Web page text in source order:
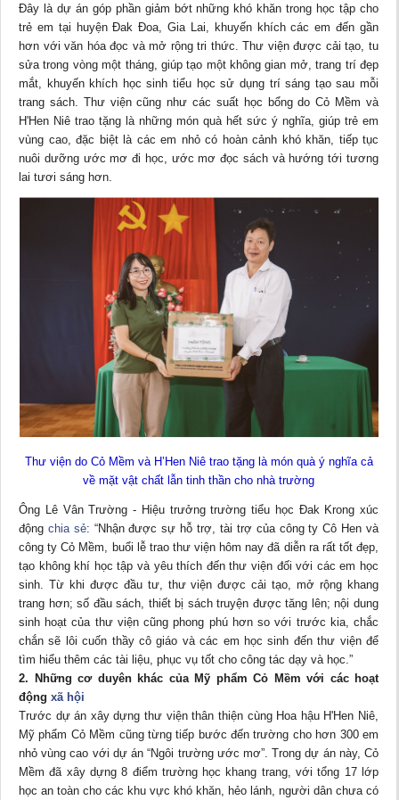
Đây là dự án góp phần giảm bớt những khó khăn trong học tập cho
trẻ em tại huyện Đak Đoa, Gia Lai, khuyến khích các em đến gần
hơn với văn hóa đọc và mở rộng tri thức. Thư viện được cải tạo, tu
sửa trong vòng một tháng, giúp tạo một không gian mở, trang trí đẹp
mắt, khuyến khích học sinh tiểu học sử dụng trí sáng tạo sau mỗi
trang sách. Thư viện cũng như các suất học bổng do Cỏ Mềm và
H'Hen Niê trao tặng là những món quà hết sức ý nghĩa, giúp trẻ em
vùng cao, đặc biệt là các em nhỏ có hoàn cảnh khó khăn, tiếp tục
nuôi dưỡng ước mơ đi học, ước mơ đọc sách và hướng tới tương
lai tươi sáng hơn.
Thư viện do Cỏ Mềm và H’Hen Niê trao tặng là món quà ý nghĩa cả
về mặt vật chất lẫn tinh thần cho nhà trường
Ông Lê Vân Trường - Hiệu trưởng trường tiểu học Đak Krong xúc
động chia sẻ: “Nhận được sự hỗ trợ, tài trợ của công ty Cô Hen và
công ty Cỏ Mềm, buổi lễ trao thư viện hôm nay đã diễn ra rất tốt đẹp,
tạo không khí học tập và yêu thích đến thư viện đối với các em học
sinh. Từ khi được đầu tư, thư viện được cải tạo, mở rộng khang
trang hơn; số đầu sách, thiết bị sách truyện được tăng lên; nội dung
sinh hoạt của thư viện cũng phong phú hơn so với trước kia, chắc
chắn sẽ lôi cuốn thầy cô giáo và các em học sinh đến thư viện để
tìm hiểu thêm các tài liệu, phục vụ tốt cho công tác dạy và học.”
2. Những cơ duyên khác của Mỹ phẩm Cỏ Mềm với các hoạt
động xã hội
Trước dự án xây dựng thư viện thân thiện cùng Hoa hậu H'Hen Niê,
Mỹ phẩm Cỏ Mềm cũng từng tiếp bước đến trường cho hơn 300 em
nhỏ vùng cao với dự án “Ngôi trường ước mơ”. Trong dự án này, Cỏ
Mềm đã xây dựng 8 điểm trường học khang trang, với tổng 17 lớp
học an toàn cho các khu vực khó khăn, hẻo lánh, người dân chưa có